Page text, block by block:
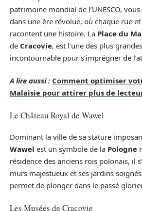
patrimoine mondial de l’UNESCO,
dans une ère révolue, où chaque rue
racontent une histoire. La Place du
de Cracovie, est l’une des plus
incontournable pour s’imprégner de
A lire aussi : Comment optimiser
Malaisie pour attirer plus de
Le Château Royal de Wawel
Dominant la ville de sa stature
Wawel est un symbole de la Pologne
résidence des anciens rois polonais, il
murs majestueux et ses jardins
permet de plonger dans le passé
Les Musées de Cracovie